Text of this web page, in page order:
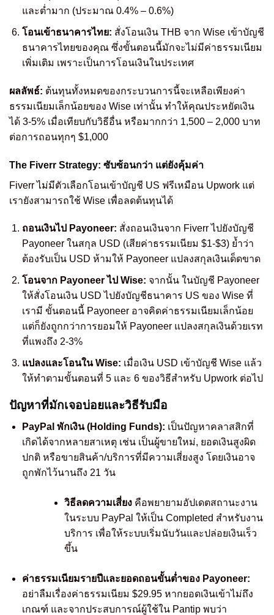
และต่ำมาก (ประมาณ 0.4% – 0.6%)
โอนเข้าธนาคารไทย: สั่งโอนเงิน THB จาก Wise เข้าบัญชี
ธนาคารไทยของคุณ ซึ่งขั้นตอนนี้มักจะไม่มีค่าธรรมเนียม
เพิ่มเติม เพราะเป็นการโอนเงินในประเทศ
ผลลัพธ์: ต้นทุนทั้งหมดของกระบวนการนี้จะเหลือเพียงค่า
ธรรมเนียมเล็กน้อยของ Wise เท่านั้น ทำให้คุณประหยัดเงิน
ได้ 3-5% เมื่อเทียบกับวิธีอื่น หรือมากกว่า 1,500 – 2,000 บาท
ต่อการถอนทุกๆ $1,000
The Fiverr Strategy: ซับซ้อนกว่า แต่ยังคุ้มค่า
Fiverr ไม่มีตัวเลือกโอนเข้าบัญชี US ฟรีเหมือน Upwork แต่
เรายังสามารถใช้ Wise เพื่อลดต้นทุนได้
ถอนเงินไป Payoneer: สั่งถอนเงินจาก Fiverr ไปยังบัญชี
Payoneer ในสกุล USD (เสียค่าธรรมเนียม $1-$3) ย้ำว่า
ต้องรับเป็น USD ห้ามให้ Payoneer แปลงสกุลเงินเด็ดขาด
โอนจาก Payoneer ไป Wise: จากนั้น ในบัญชี Payoneer
ให้สั่งโอนเงิน USD ไปยังบัญชีธนาคาร US ของ Wise ที่
เรามี ขั้นตอนนี้ Payoneer อาจคิดค่าธรรมเนียมเล็กน้อย
แต่ก็ยังถูกกว่าการยอมให้ Payoneer แปลงสกุลเงินด้วยเรท
ที่แพงถึง 2-3%
แปลงและโอนใน Wise: เมื่อเงิน USD เข้าบัญชี Wise แล้ว
ให้ทำตามขั้นตอนที่ 5 และ 6 ของวิธีสำหรับ Upwork ต่อไป
ปัญหาที่มักเจอบ่อยและวิธีรับมือ
PayPal พักเงิน (Holding Funds): เป็นปัญหาคลาสสิกที่
เกิดได้จากหลายสาเหตุ เช่น เป็นผู้ขายใหม่, ยอดเงินสูงผิด
ปกติ หรือขายสินค้า/บริการที่มีความเสี่ยงสูง โดยเงินอาจ
ถูกพักไว้นานถึง 21 วัน
วิธีลดความเสี่ยงคือพยายามอัปเดตสถานะงาน
ในระบบ PayPal ให้เป็น Completed สำหรับงาน
บริการ เพื่อให้ระบบเริ่มนับวันและปล่อยเงินเร็ว
ขึ้น
ค่าธรรมเนียมรายปีและยอดถอนขั้นต่ำของ Payoneer:
อย่าลืมเรื่องค่าธรรมเนียม $29.95 หากยอดเงินเข้าไม่ถึง
เกณฑ์ และจากประสบการณ์ผู้ใช้ใน Pantip พบว่า